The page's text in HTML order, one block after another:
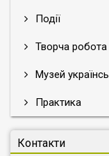
Події
Творча робота
Музей
Практика
Контакти